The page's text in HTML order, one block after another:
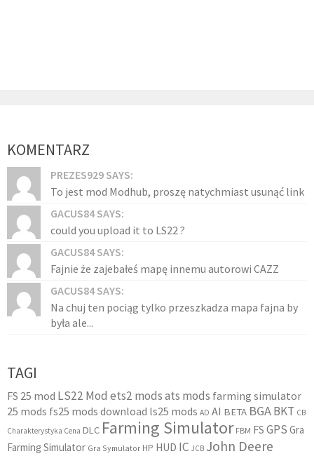
KOMENTARZ
PREZES929 SAYS:
To jest mod Modhub, proszę natychmiast usunąć link
GACUS84 SAYS:
could you upload it to LS22 ?
GACUS84 SAYS:
Fajnie że zajebałeś mapę innemu autorowi CAZZ
GACUS84 SAYS:
Na chuj ten pociąg tylko przeszkadza mapa fajna by
była ale...
TAGI
FS 25 mod LS22 Mod ets2 modsats mods farming simulator
25 mods fs25 mods download ls25 mods AD AI BETA BGABKT CB
Charakterystyka Cena DLC Farming Simulator FBM FS GPS Gra
Farming Simulator Gra Symulator HP HUD IC JCB John Deere